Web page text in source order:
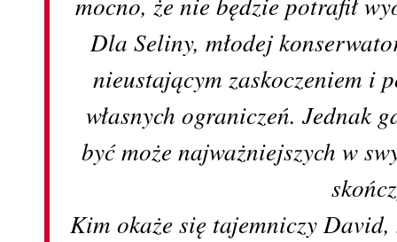
Dla Seliny, młodej
nieustającym zaskoczeniem i
własnych ograniczeń. Jednak
być może najważniejszych w
Kim okaże się tajemniczy